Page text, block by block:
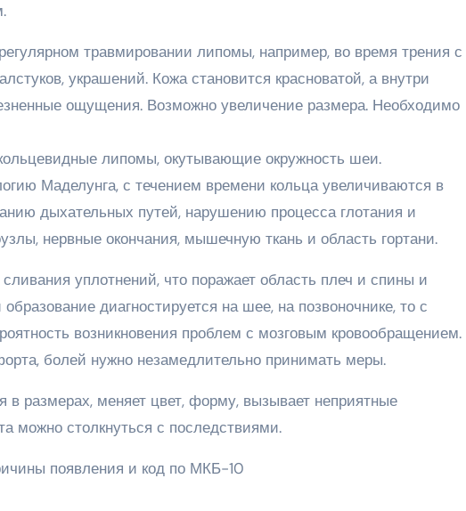
травмировании липомы, например, во время трения с
украшений. Кожа становится красноватой, а внутри
ощущения. Возможно увеличение размера. Необходимо
липомы, окутывающие окружность шеи.
Маделунга, с течением времени кольца увеличиваются в
дыхательных путей, нарушению процесса глотания и
нервные окончания, мышечную ткань и область гортани.
уплотнений, что поражает область плеч и спины и
диагностируется на шее, на позвоночнике, то с
возникновения проблем с мозговым кровообращением.
болей нужно незамедлительно принимать меры.
в размерах, меняет цвет, форму, вызывает неприятные
можно столкнуться с последствиями.